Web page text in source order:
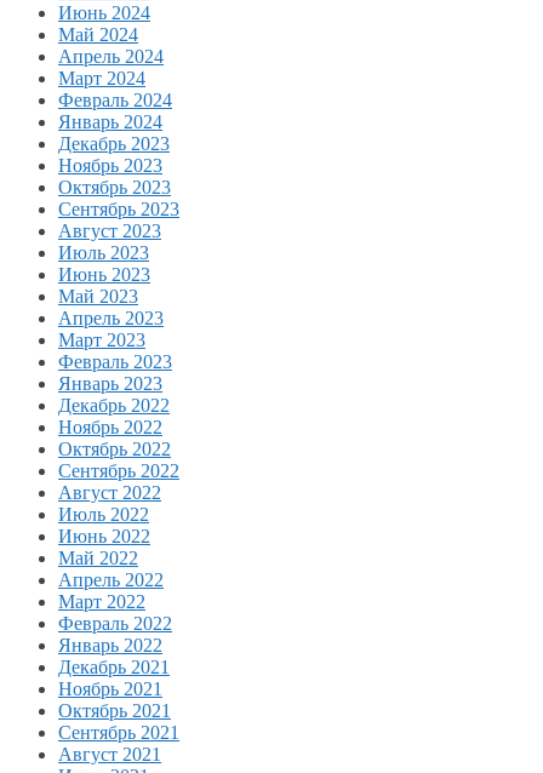
Июнь 2024
Май 2024
Апрель 2024
Март 2024
Февраль 2024
Январь 2024
Декабрь 2023
Ноябрь 2023
Октябрь 2023
Сентябрь 2023
Август 2023
Июль 2023
Июнь 2023
Май 2023
Апрель 2023
Март 2023
Февраль 2023
Январь 2023
Декабрь 2022
Ноябрь 2022
Октябрь 2022
Сентябрь 2022
Август 2022
Июль 2022
Июнь 2022
Май 2022
Апрель 2022
Март 2022
Февраль 2022
Январь 2022
Декабрь 2021
Ноябрь 2021
Октябрь 2021
Сентябрь 2021
Август 2021